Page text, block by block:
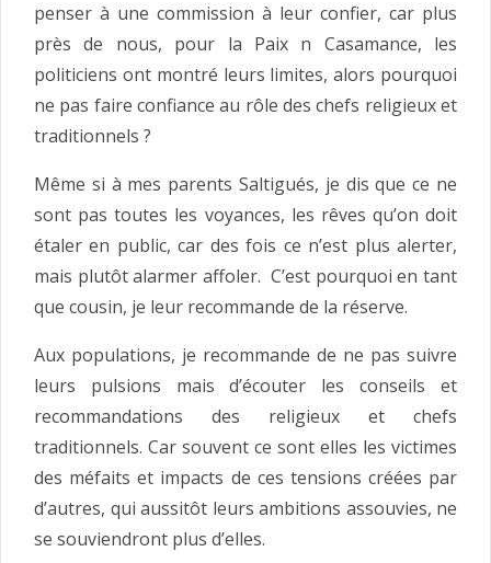
penser à une commission à leur confier, car plus
près de nous, pour la Paix n Casamance, les
politiciens ont montré leurs limites, alors pourquoi
ne pas faire confiance au rôle des chefs religieux et
traditionnels ?
Même si à mes parents Saltigués, je dis que ce ne
sont pas toutes les voyances, les rêves qu’on doit
étaler en public, car des fois ce n’est plus alerter,
mais plutôt alarmer affoler. C’est pourquoi en tant
que cousin, je leur recommande de la réserve.
Aux populations, je recommande de ne pas suivre
leurs pulsions mais d’écouter les conseils et
recommandations des religieux et chefs
traditionnels. Car souvent ce sont elles les victimes
des méfaits et impacts de ces tensions créées par
d’autres, qui aussitôt leurs ambitions assouvies, ne
se souviendront plus d’elles.